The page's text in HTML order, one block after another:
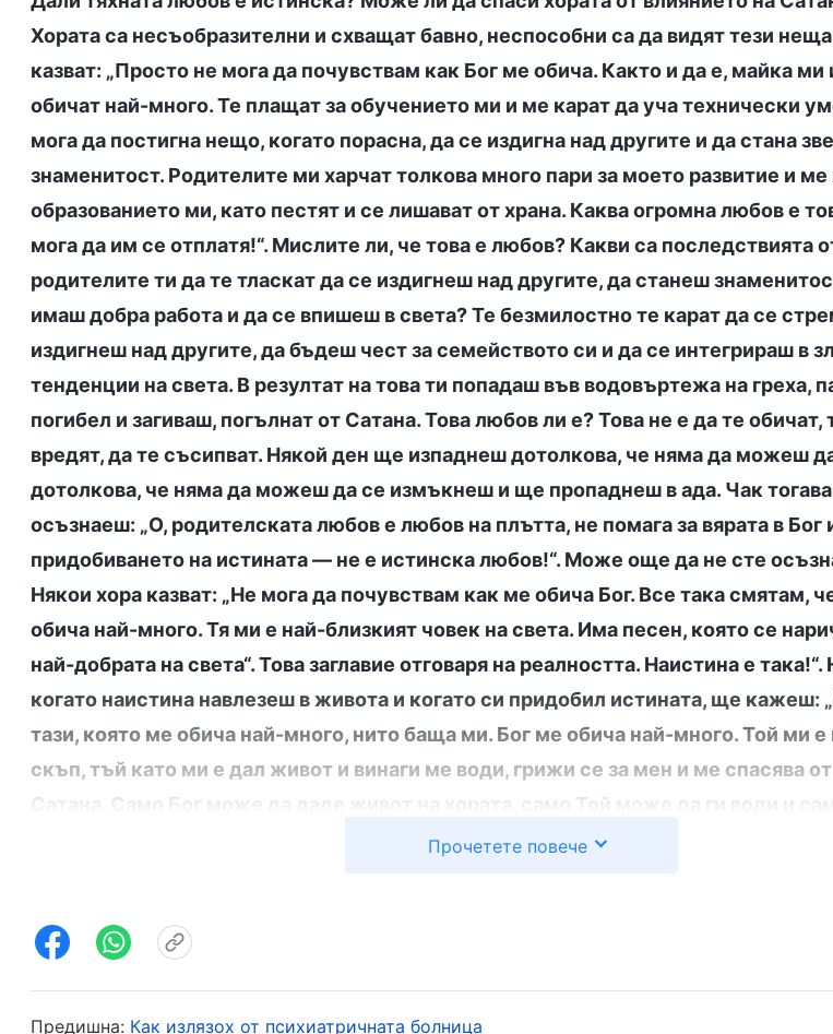
Хората са несъобразителни и схващат бавно, неспособни са да видят тези неща
казват: „Просто не мога да почувствам как Бог ме обича. Както и да е, майка
обичат най-много. Те плащат за обучението ми и ме карат да уча технически
мога да постигна нещо, когато порасна, да се издигна над другите и да стана
знаменитост. Родителите ми харчат толкова много пари за моето развитие и
образованието ми, като пестят и се лишават от храна. Каква огромна любов е
мога да им се отплатя!“. Мислите ли, че това е любов? Какви са последствията
родителите ти да те тласкат да се издигнеш над другите, да станеш
имаш добра работа и да се впишеш в света? Те безмилостно те карат да се
издигнеш над другите, да бъдеш чест за семейството си и да се интегрираш в
тенденции на света. В резултат на това ти попадаш във водовъртежа на греха,
погибел и загиваш, погълнат от Сатана. Това любов ли е? Това не е да те обичат,
вредят, да те съсипват. Някой ден ще изпаднеш дотолкова, че няма да можеш
дотолкова, че няма да можеш да се измъкнеш и ще пропаднеш в ада. Чак
осъзнаеш: „О, родителската любов е любов на плътта, не помага за вярата в Бог
придобиването на истината — не е истинска любов!“. Може още да не сте
Някои хора казват: „Не мога да почувствам как ме обича Бог. Все така смятам,
обича най-много. Тя ми е най-близкият човек на света. Има песен, която се
най-добрата на света“. Това заглавие отговаря на реалността. Наистина е
когато наистина навлезеш в живота и когато си придобил истината, ще кажеш:
тази, която ме обича най-много, нито баща ми. Бог ме обича най-много. Той ми
скъп, тъй като ми е дал живот и винаги ме води, грижи се за мен и ме спасява
Сатана. Само Бог може да даде живот на хората, само Той може да ги води и
господства над всички неща“. Едва когато разбереш истината и напълно си я
си мислех, че цялата енергия и пари, които баща ми е вложил, за да ме развие,
Прочетете повече
Предишна: Как излязох от психиатричната болница